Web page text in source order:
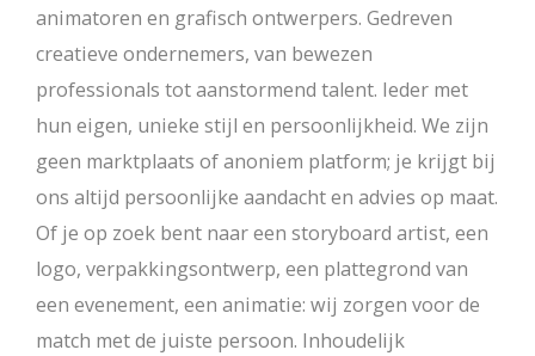
animatoren en grafisch ontwerpers. Gedreven
creatieve ondernemers, van bewezen
professionals tot aanstormend talent. Ieder met
hun eigen, unieke stijl en persoonlijkheid. We zijn
geen marktplaats of anoniem platform; je krijgt bij
ons altijd persoonlijke aandacht en advies op maat.
Of je op zoek bent naar een storyboard artist, een
logo, verpakkingsontwerp, een plattegrond van
een evenement, een animatie: wij zorgen voor de
match met de juiste persoon. Inhoudelijk